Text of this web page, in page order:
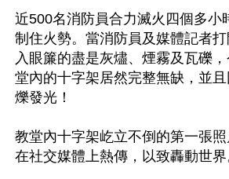
近500名消防員合力滅火四個多小
制住火勢。當消防員及媒體記者
入眼簾的盡是灰燼、煙霧及瓦礫
堂內的十字架居然完整無缺，並
爍發光！
教堂內十字架屹立不倒的第一張
在社交媒體上熱傳，以致轟動世界